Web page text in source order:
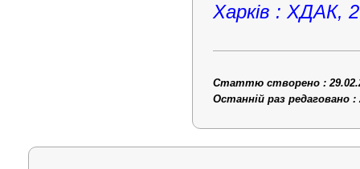
Харків : ХДАК,
Статтю створено :
Останній раз редаговано :